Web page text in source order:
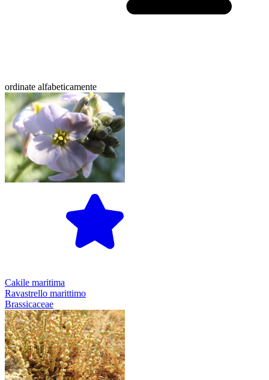
ordinate alfabeticamente
Cakile maritima
Ravastrello marittimo
Brassicaceae